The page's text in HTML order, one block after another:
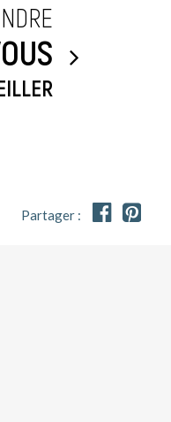
Partager :  